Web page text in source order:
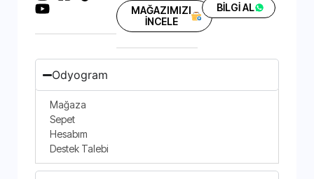
MAĞAZIMIZI
İNCELE
BİLGİ AL
Odyogram
Mağaza
Sepet
Hesabım
Destek Talebi